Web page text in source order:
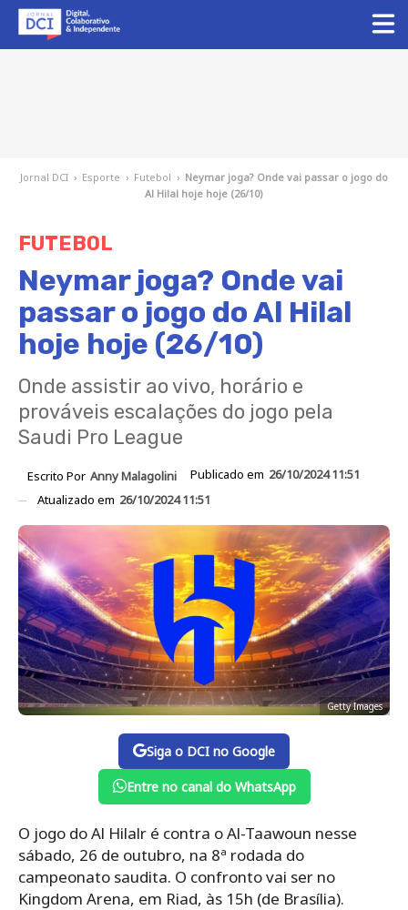
Jornal DCI › Esporte › Futebol › Neymar joga? Onde vai passar o jogo do
Al Hilal hoje hoje (26/10)
FUTEBOL
Neymar joga? Onde vai
passar o jogo do Al Hilal
hoje hoje (26/10)
Onde assistir ao vivo, horário e
prováveis escalações do jogo pela
Saudi Pro League
Escrito Por Anny Malagolini Publicado em 26/10/2024 11:51
Atualizado em 26/10/2024 11:51
Getty Images
Siga o DCI no Google
Entre no canal do WhatsApp
O jogo do Al Hilalr é contra o Al-Taawoun nesse
sábado, 26 de outubro, na 8ª rodada do
campeonato saudita. O confronto vai ser no
Kingdom Arena, em Riad, às 15h (de Brasília).